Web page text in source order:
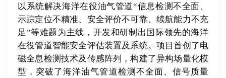
以系统解决海洋在役油气管道“信息检测不全面、
示踪定位不精准、安全评价不可靠、续航能力不充
足”等难题为主线，开发和研制出国际领先的海洋
在役管道智能安全评估装置及系统。项目首创了电
磁全息检测技术及传感阵列，构建了异构场量化模
型，突破了海洋油气管道检测不全面、信号质量